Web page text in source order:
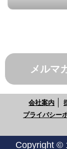
メルマ
会社案内
プライバシー
Copyright ©